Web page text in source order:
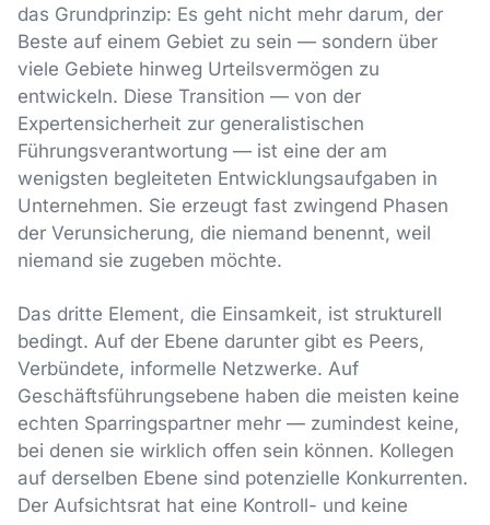
das Grundprinzip: Es geht nicht mehr darum, der
Beste auf einem Gebiet zu sein — sondern über
viele Gebiete hinweg Urteilsvermögen zu
entwickeln. Diese Transition — von der
Expertensicherheit zur generalistischen
Führungsverantwortung — ist eine der am
wenigsten begleiteten Entwicklungsaufgaben in
Unternehmen. Sie erzeugt fast zwingend Phasen
der Verunsicherung, die niemand benennt, weil
niemand sie zugeben möchte.
Das dritte Element, die Einsamkeit, ist strukturell
bedingt. Auf der Ebene darunter gibt es Peers,
Verbündete, informelle Netzwerke. Auf
Geschäftsführungsebene haben die meisten keine
echten Sparringspartner mehr — zumindest keine,
bei denen sie wirklich offen sein können. Kollegen
auf derselben Ebene sind potenzielle Konkurrenten.
Der Aufsichtsrat hat eine Kontroll- und keine